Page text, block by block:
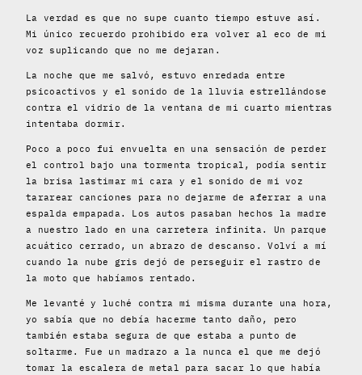
La verdad es que no supe cuanto tiempo estuve así.
Mi único recuerdo prohibido era volver al eco de mi
voz suplicando que no me dejaran.
La noche que me salvó, estuvo enredada entre
psicoactivos y el sonido de la lluvia estrellándose
contra el vidrio de la ventana de mi cuarto mientras
intentaba dormir.
Poco a poco fui envuelta en una sensación de perder
el control bajo una tormenta tropical, podía sentir
la brisa lastimar mi cara y el sonido de mi voz
tararear canciones para no dejarme de aferrar a una
espalda empapada. Los autos pasaban hechos la madre
a nuestro lado en una carretera infinita. Un parque
acuático cerrado, un abrazo de descanso. Volví a mí
cuando la nube gris dejó de perseguir el rastro de
la moto que habíamos rentado.
Me levanté y luché contra mi misma durante una hora,
yo sabía que no debía hacerme tanto daño, pero
también estaba segura de que estaba a punto de
soltarme. Fue un madrazo a la nunca el que me dejó
tomar la escalera de metal para sacar lo que había